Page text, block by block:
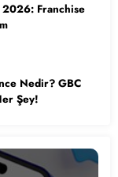
2026: Franchise
Nedir? GBC
Şey!